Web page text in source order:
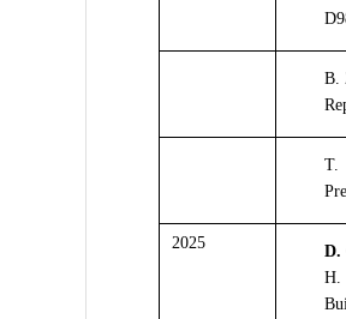
B.
T.
2025 D.
H.